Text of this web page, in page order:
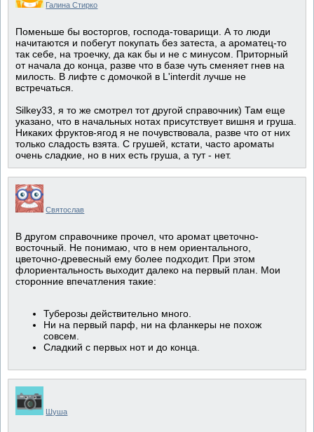
Галина Стирко
Поменьше бы восторгов, господа-товарищи. А то люди
начитаются и побегут покупать без затеста, а ароматец-то
так себе, на троечку, да как бы и не с минусом. Приторный
от начала до конца, разве что в базе чуть сменяет гнев на
милость. В лифте с домочкой в L'interdit лучше не
встречаться.
Silkey33, я то же смотрел тот другой справочник) Там еще
указано, что в начальных нотах присутствует вишня и груша.
Никаких фруктов-ягод я не почувствовала, разве что от них
только сладость взята. С грушей, кстати, часто ароматы
очень сладкие, но в них есть груша, а тут - нет.
Святослав
В другом справочнике прочел, что аромат цветочно-
восточный. Не понимаю, что в нем ориентального,
цветочно-древесный ему более подходит. При этом
флориентальность выходит далеко на первый план. Мои
сторонние впечатления такие:
Туберозы действительно много.
Ни на первый парф, ни на фланкеры не похож
совсем.
Сладкий с первых нот и до конца.
Шуша